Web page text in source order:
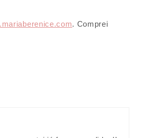
. Comprei